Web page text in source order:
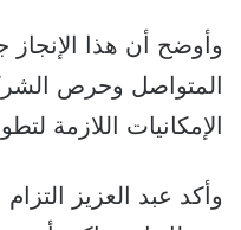
وأوضح أن هذا
المتواصل وحرص
الإمكانيات اللازمة
وأكد عبد العزيز